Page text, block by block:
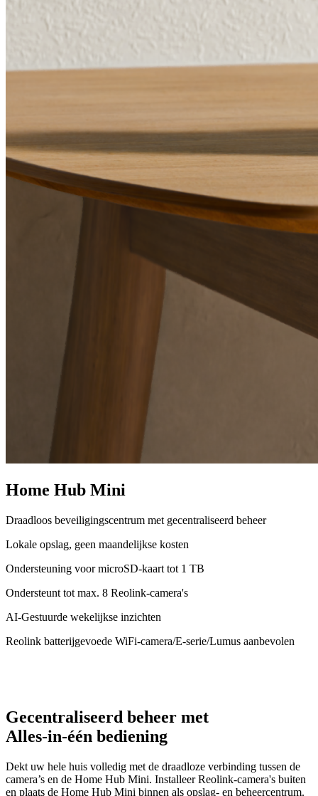
Home Hub Mini
Draadloos beveiligingscentrum met gecentraliseerd beheer
Lokale opslag, geen maandelijkse kosten
Ondersteuning voor microSD-kaart tot 1 TB
Ondersteunt tot max. 8 Reolink-camera's
AI-Gestuurde wekelijkse inzichten
Reolink batterijgevoede WiFi-camera/E‑serie/Lumus aanbevolen
Gecentraliseerd beheer met
Alles-in-één bediening
Dekt uw hele huis volledig met de draadloze verbinding tussen de
camera’s en de Home Hub Mini. Installeer Reolink-camera's buiten
en plaats de Home Hub Mini binnen als opslag- en beheercentrum.